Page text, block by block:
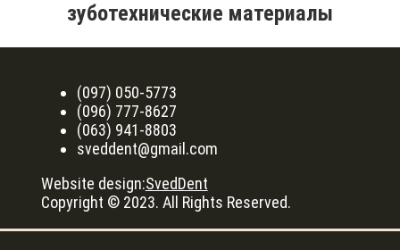
зуботехнические материалы
(097) 050-5773
(096) 777-8627
(063) 941-8803
sveddent@gmail.com
Website design:SvedDent
Copyright © 2023. All Rights Reserved.